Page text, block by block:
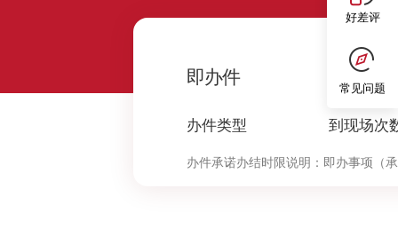
即办件
办件类型
0
到现场次
办件承诺办结时限说明： 即办事项（
好差评
常见问题